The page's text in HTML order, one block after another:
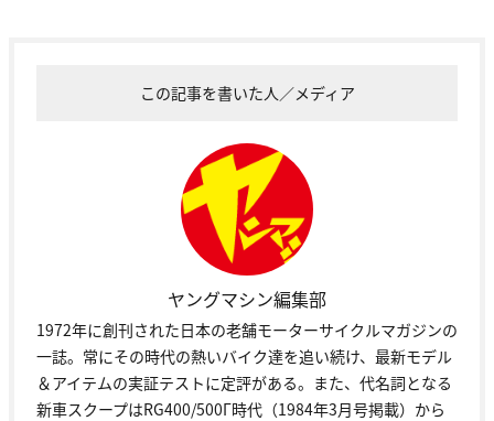
この記事を書いた人／メディア
ヤングマシン編集部
1972年に創刊された日本の老舗モーターサイクルマガジンの
一誌。常にその時代の熱いバイク達を追い続け、最新モデル
＆アイテムの実証テストに定評がある。また、代名詞となる
新車スクープはRG400/500Γ時代（1984年3月号掲載）から